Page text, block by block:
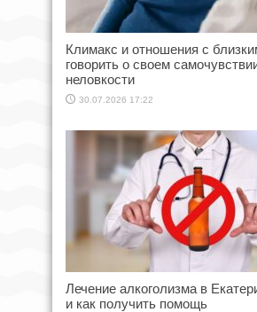
Климакс и отношения с
говорить о своем
неловкости
30.07.2026 17:22
Лечение алкоголизма в
и как получить помощь